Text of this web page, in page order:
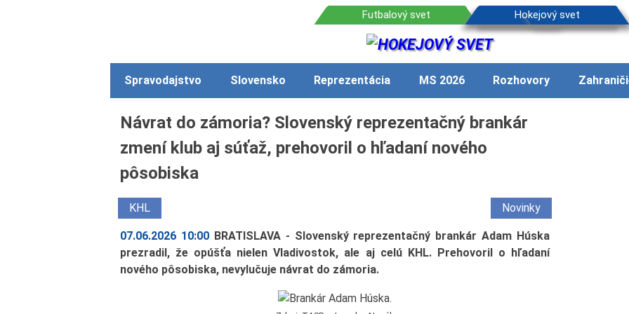
Spravodajstvo Slovensko Reprezentácia MS 2026 Rozhovory
Návrat do zámoria? Slovenský reprezentačný brankár
zmení klub aj súťaž, prehovoril o hľadaní nového
pôsobiska
KHL Novinky
07.06.2026 10:00 BRATISLAVA - Slovenský reprezentačný brankár Adam Húska
prezradil, že opúšťa nielen Vladivostok, ale aj celú KHL. Prehovoril o hľadaní
nového pôsobiska, nevylučuje návrat do zámoria.